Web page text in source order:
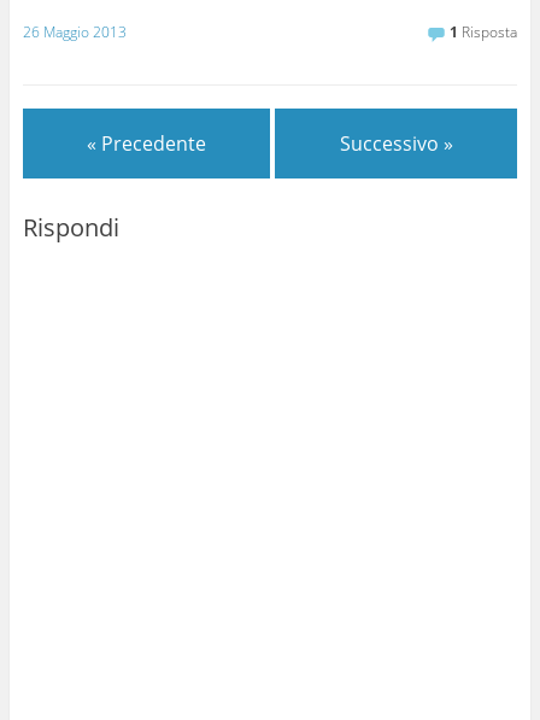
guanti.........oggi è stata
una giornata stupenda,
per scendere, non si…
26 Maggio 2013 1 Risposta
« Precedente Successivo »
Rispondi